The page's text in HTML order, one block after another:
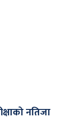
नतिजा